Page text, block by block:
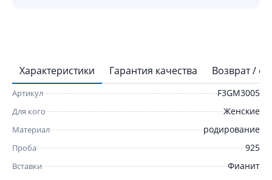
Характеристики Гарантия качества Возврат /
Артикул F3GM3005
Для кого Женские
Материал родирование
Проба 925
Вставки Фианит